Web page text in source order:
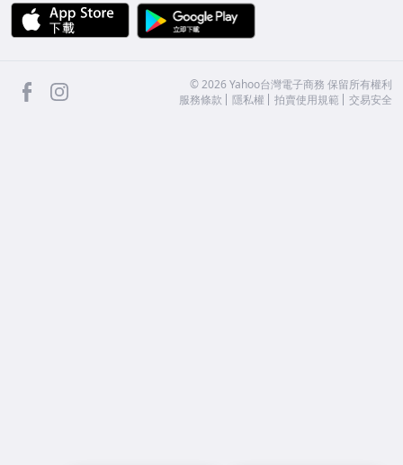
APP Store
facebook ©2026 Yahoo台灣電子商務 保留所有權利
服務條款
隱私權 拍賣使用規範 交易安全